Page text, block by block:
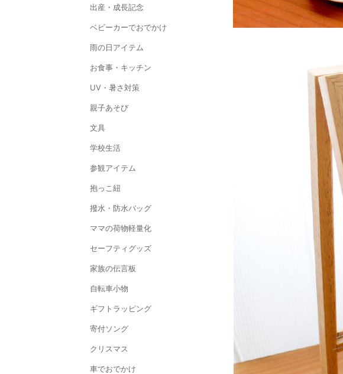
出産・成長記念
ベビーカーでおでかけ
雨の日アイテム
お食事・キッチン
UV・暑さ対策
親子あそび
文具
学校生活
参観アイテム
抱っこ紐
撥水・防水バッグ
ママの荷物軽量化
セーフティグッズ
家族の伝言板
自転車小物
ギフトラッピング
寄付ソング
クリスマス
車でおでかけ